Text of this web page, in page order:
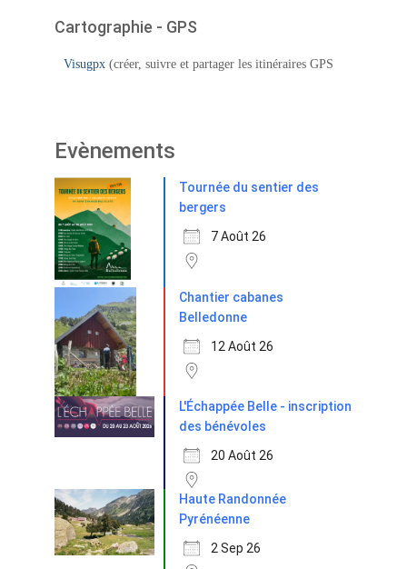
Cartographie - GPS
Visugpx (créer, suivre et partager les itinéraires GPS
Evènements
Tournée du sentier des
bergers
7 Août 26
Chantier cabanes
Belledonne
12 Août 26
L'Échappée Belle - inscription
des bénévoles
20 Août 26
Haute Randonnée
Pyrénéenne
2 Sep 26